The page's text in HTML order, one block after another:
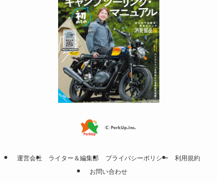
運営会社 ライター＆編集部 プライバシーポリシー
利用規約
お問い合わせ